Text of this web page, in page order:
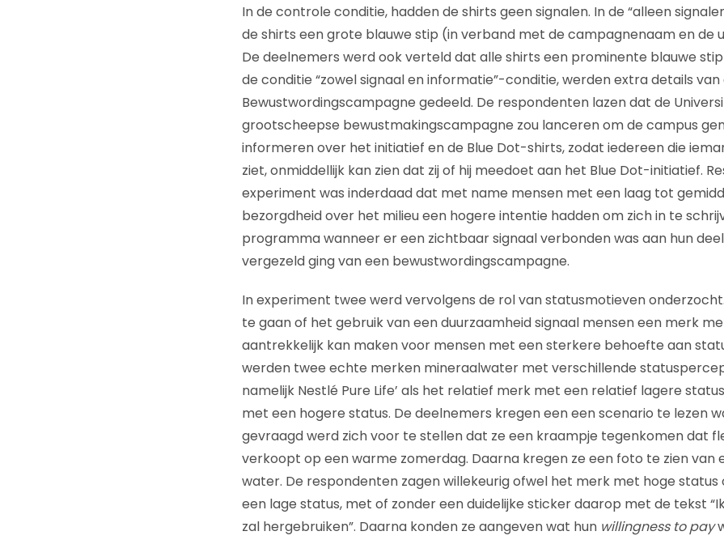
In de controle conditie, hadden de shirts geen signalen. In de “alleen
de shirts een grote blauwe stip (in verband met de campagnenaam en de
De deelnemers werd ook verteld dat alle shirts een prominente blauwe
de conditie “zowel signaal en informatie”-conditie, werden extra details van
Bewustwordingscampagne gedeeld. De respondenten lazen dat de
grootscheepse bewustmakingscampagne zou lanceren om de campus
informeren over het initiatief en de Blue Dot-shirts, zodat iedereen die
ziet, onmiddellijk kan zien dat zij of hij meedoet aan het Blue Dot-initiatief.
experiment was inderdaad dat met name mensen met een laag tot
bezorgdheid over het milieu een hogere intentie hadden om zich in te
programma wanneer er een zichtbaar signaal verbonden was aan hun
vergezeld ging van een bewustwordingscampagne.
In experiment twee werd vervolgens de rol van statusmotieven
te gaan of het gebruik van een duurzaamheid signaal mensen een merk
aantrekkelijk kan maken voor mensen met een sterkere behoefte aan
werden twee echte merken mineraalwater met verschillende
namelijk Nestlé Pure Life’ als het relatief merk met een relatief lagere status
met een hogere status. De deelnemers kregen eeneen scenario te lezen
gevraagd werd zich voor te stellen dat ze een kraampje tegenkomen dat
verkoopt op een warme zomerdag. Daarna kregen ze een foto te zien van
water. De respondenten zagen willekeurig ofwel het merk met hoge status
een lage status, met of zonder een duidelijke sticker daarop met de tekst
zal hergebruiken”. Daarna konden ze aangeven wat hun willingness to pay